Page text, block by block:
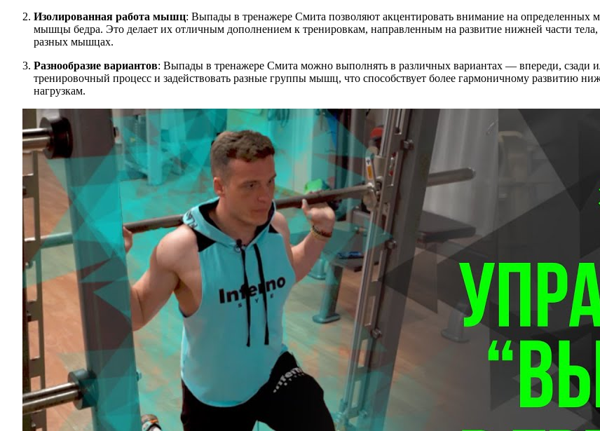
Изолированная работа мышц: Выпады в тренажере Смита позволяют акцентировать внимание на
мышцы бедра. Это делает их отличным дополнением к тренировкам, направленным на развитие нижней части
разных мышцах.
Разнообразие вариантов: Выпады в тренажере Смита можно выполнять в различных вариантах — впереди, сзади
тренировочный процесс и задействовать разные группы мышц, что способствует более гармоничному развитию
нагрузкам.